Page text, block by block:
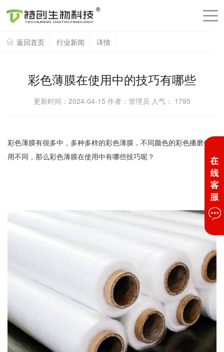
返回首页 行业新闻 详情
彩色薄膜在使用中的技巧有哪些
更新时间：2024-04-15 作者：管理员 人气： 1795
彩色薄膜有很多中，多种多样的彩色薄膜，不同颜色的彩色播磨作
用不同，那么彩色薄膜在使用中有哪些技巧呢？